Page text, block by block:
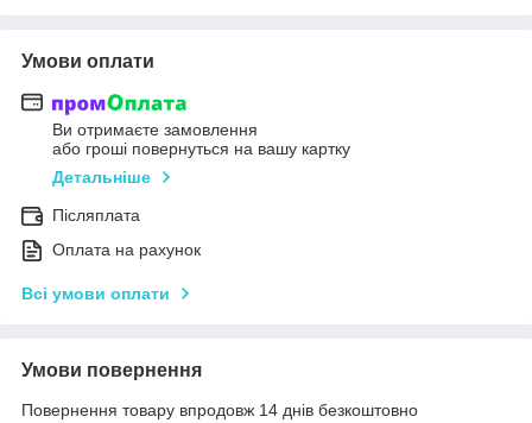
Умови оплати
Ви отримаєте замовлення
або гроші повернуться на вашу картку
Детальніше
Післяплата
Оплата на рахунок
Всі умови оплати
Умови повернення
Повернення товару впродовж 14 днів безкоштовно